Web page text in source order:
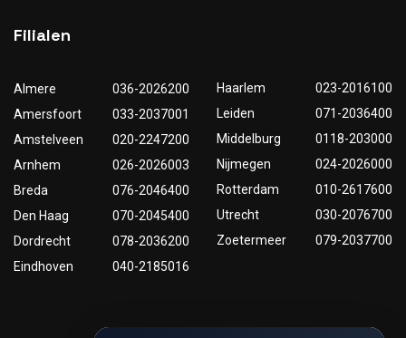
Filialen
Almere
036-2026200
Amersfoort
033-2037001
Amstelveen
020-2247200
Arnhem
026-2026003
Breda
076-2046400
Den Haag
070-2045400
Dordrecht
078-2036200
Eindhoven
040-2185016
Haarlem
023-2016100
Leiden
071-2036400
Middelburg
0118-203000
Nijmegen
024-2026000
Rotterdam
010-2617600
Utrecht
030-2076700
Zoetermeer
079-2037700